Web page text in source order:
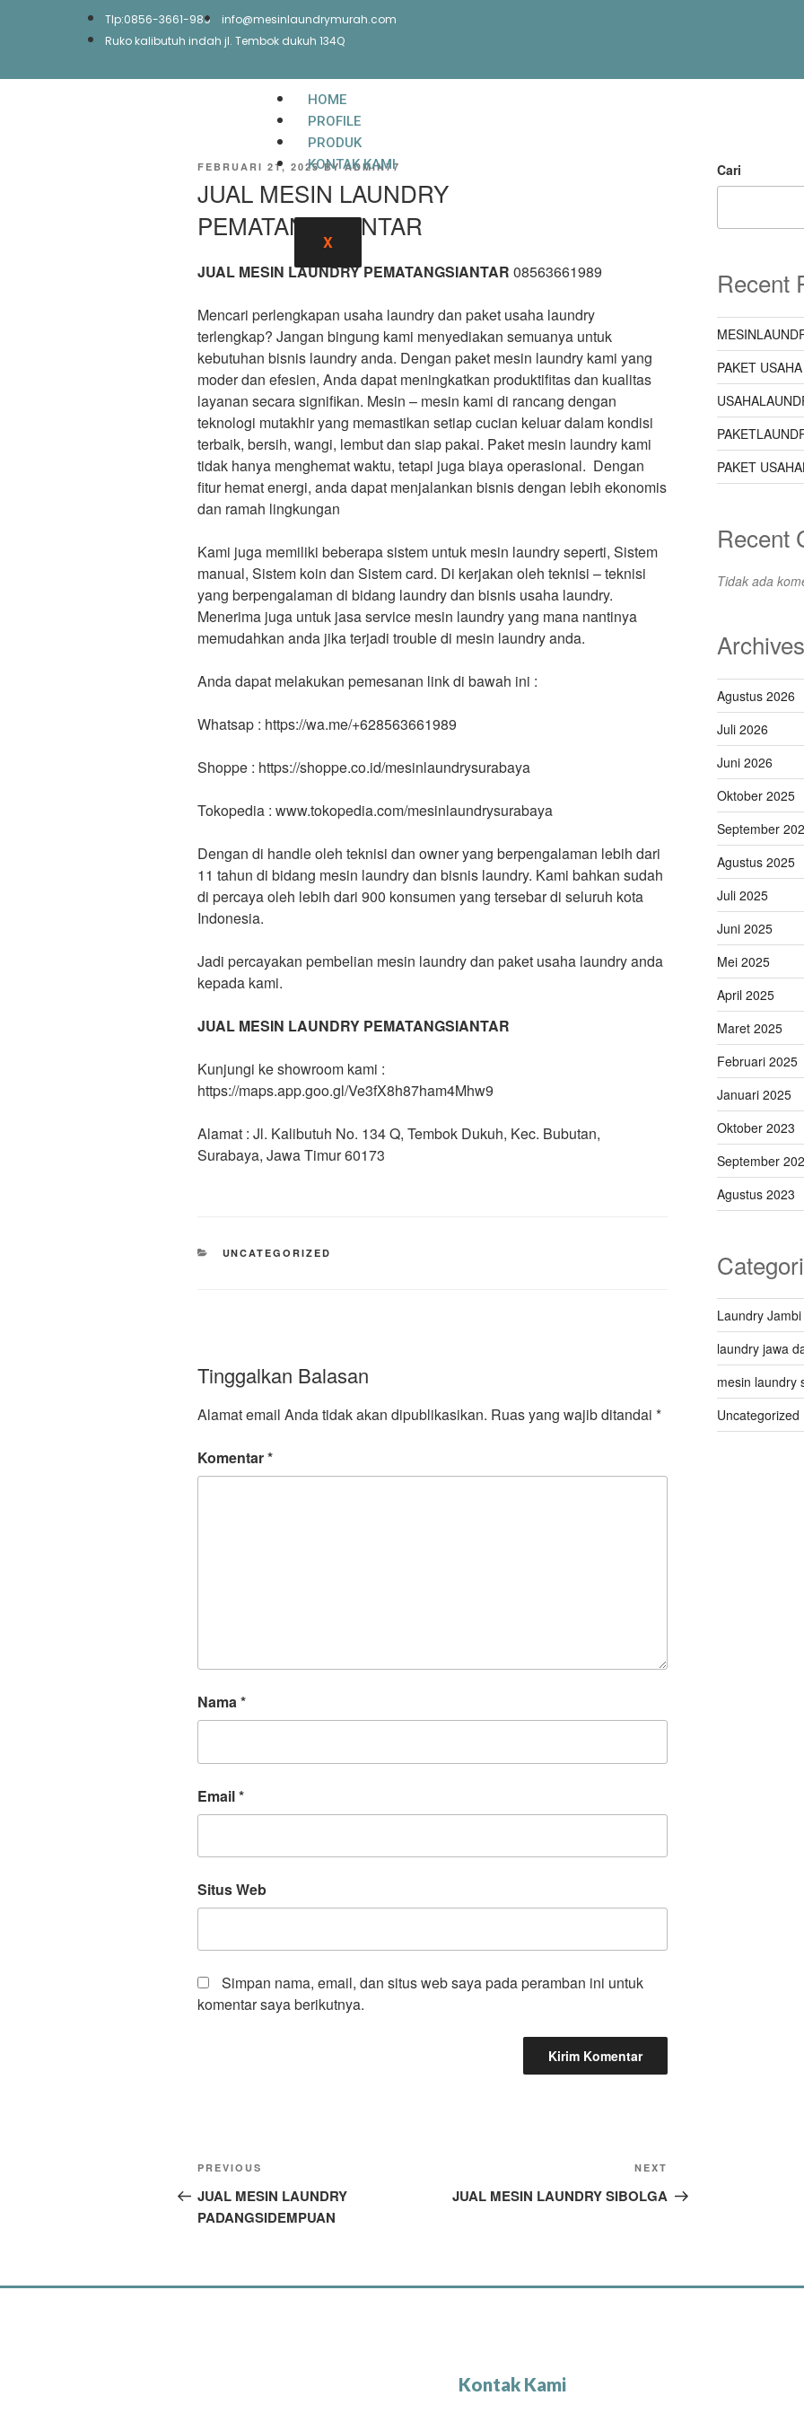
Tlp:0856-3661-989
info@mesinlaundrymurah.com
Ruko kalibutuh indah jl. Tembok dukuh 134Q
HOME
PROFILE
PRODUK
KONTAK KAMI
X
FEBRUARI 21, 2025BYADMIN77
JUAL MESIN LAUNDRY
PEMATANGSIANTAR
JUAL MESIN LAUNDRY PEMATANGSIANTAR 08563661989
Mencari perlengkapan usaha laundry dan paket usaha laundry
terlengkap? Jangan bingung kami menyediakan semuanya untuk
kebutuhan bisnis laundry anda. Dengan paket mesin laundry kami yang
moder dan efesien, Anda dapat meningkatkan produktifitas dan kualitas
layanan secara signifikan. Mesin – mesin kami di rancang dengan
teknologi mutakhir yang memastikan setiap cucian keluar dalam kondisi
terbaik, bersih, wangi, lembut dan siap pakai. Paket mesin laundry kami
tidak hanya menghemat waktu, tetapi juga biaya operasional. Dengan
fitur hemat energi, anda dapat menjalankan bisnis dengan lebih ekonomis
dan ramah lingkungan
Kami juga memiliki beberapa sistem untuk mesin laundry seperti, Sistem
manual, Sistem koin dan Sistem card. Di kerjakan oleh teknisi – teknisi
yang berpengalaman di bidang laundry dan bisnis usaha laundry.
Menerima juga untuk jasa service mesin laundry yang mana nantinya
memudahkan anda jika terjadi trouble di mesin laundry anda.
Anda dapat melakukan pemesanan link di bawah ini :
Whatsap : https://wa.me/+628563661989
Shoppe : https://shoppe.co.id/mesinlaundrysurabaya
Tokopedia : www.tokopedia.com/mesinlaundrysurabaya
Dengan di handle oleh teknisi dan owner yang berpengalaman lebih dari
11 tahun di bidang mesin laundry dan bisnis laundry. Kami bahkan sudah
di percaya oleh lebih dari 900 konsumen yang tersebar di seluruh kota
Indonesia.
Jadi percayakan pembelian mesin laundry dan paket usaha laundry anda
kepada kami.
JUAL MESIN LAUNDRY PEMATANGSIANTAR
Kunjungi ke showroom kami :
https://maps.app.goo.gl/Ve3fX8h87ham4Mhw9
Alamat : Jl. Kalibutuh No. 134 Q, Tembok Dukuh, Kec. Bubutan,
Surabaya, Jawa Timur 60173
UNCATEGORIZED
Tinggalkan Balasan
Alamat email Anda tidak akan dipublikasikan. Ruas yang wajib ditandai *
Komentar*
Nama*
Email*
Situs Web
Simpan nama, email, dan situs web saya pada peramban ini untuk
komentar saya berikutnya.
PREVIOUS
JUAL MESIN LAUNDRY
PADANGSIDEMPUAN
NEXT
JUAL MESIN LAUNDRY SIBOLGA
Cari
Recent
PAKET
PAKET
Recent
Tidak ada
Archives
Agustus 2026
Juli 2026
Juni 2026
Oktober 2025
September
Agustus 2025
Juli 2025
Juni 2025
Mei 2025
April 2025
Maret 2025
Februari 2025
Januari 2025
Oktober 2023
September
Agustus 2023
Laundry Jambi
laundry jawa
mesin laundry
Uncategorized
Kontak Kami